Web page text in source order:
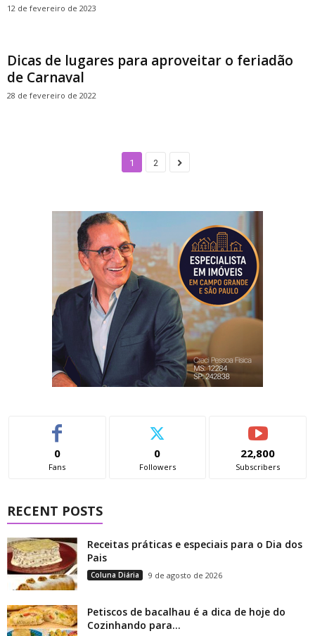
12 de fevereiro de 2023
Dicas de lugares para aproveitar o feriadão
de Carnaval
28 de fevereiro de 2022
1 2
0
Fans
0
Followers
22,800
Subscribers
RECENT POSTS
Receitas práticas e especiais para o Dia dos
Pais
Coluna Diária 9 de agosto de 2026
Petiscos de bacalhau é a dica de hoje do
Cozinhando para...